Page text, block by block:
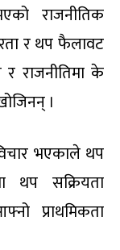
राजनीतिक
र थप फैलावट
राजनीतिमा के
।
भएकाले थप
थप सक्रियता
प्राथमिकता